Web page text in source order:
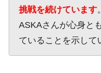
挑戦を続けています
ASKAさんが心身と
ていることを示して